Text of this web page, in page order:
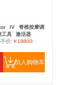
IV
脊椎按摩调
工具
激活器
价:￥19800
加入购物车